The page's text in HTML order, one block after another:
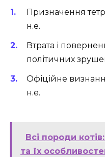
Призначення
н.е.
Втрата і
політичних
Офіційне
н.е.
Всі породи
та їх